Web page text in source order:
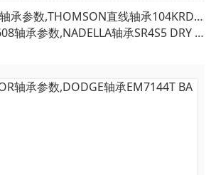
数,THOMSON直线轴承104KRDS-BKE#7重量
SR4S5 DRY P2S 13608轴承参数,NADELLA轴承SR4S5 DRY P2S 13608重量